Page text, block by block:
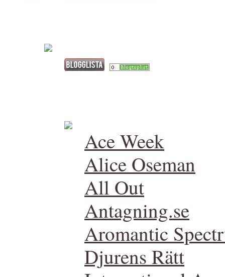
Ace Week
Alice Oseman
All Out
Antagning.se
Aromantic
Djurens Rätt